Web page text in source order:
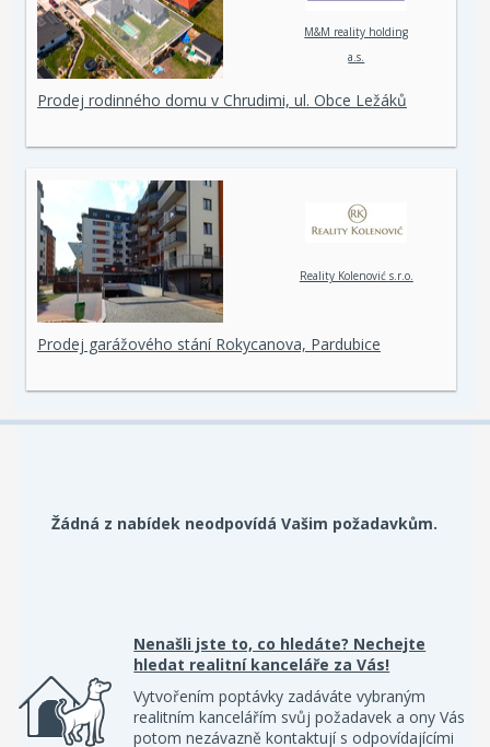
M&M reality holding
a.s.
Prodej rodinného domu v Chrudimi, ul. Obce Ležáků
Reality Kolenović s.r.o.
Prodej garážového stání Rokycanova, Pardubice
Žádná z nabídek neodpovídá Vašim požadavkům.
Nenašli jste to, co hledáte? Nechejte
hledat realitní kanceláře za Vás!
Vytvořením poptávky zadáváte vybraným
realitním kancelářím svůj požadavek a ony Vás
potom nezávazně kontaktují s odpovídajícími